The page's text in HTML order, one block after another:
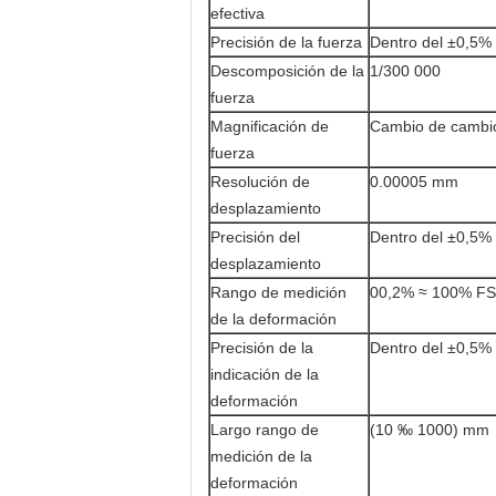
efectiva
Precisión de la fuerza Dentro del ±0,5%
Descomposición de la
fuerza
1/300 000
Magnificación de
fuerza
Cambio de
Resolución de
desplazamiento
0.00005 mm
Precisión del
desplazamiento
Dentro del ±0,5%
Rango de medición
de la deformación
00,2% ≈ 100% FS
Precisión de la
indicación de la
deformación
Dentro del ±0,5%
Largo rango de
medición de la
deformación
(10 ‰ 1000) mm